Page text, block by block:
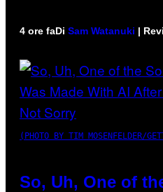
4 ore faDi Sam Watanuki |
(PHOTO BY TIM MOSENFELDER/
So, Uh, One of